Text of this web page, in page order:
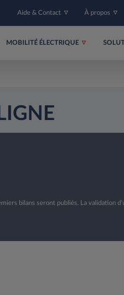
Aide & Contact À propos
MOBILITÉ ÉLECTRIQUE
bilans seront publiés. La validation